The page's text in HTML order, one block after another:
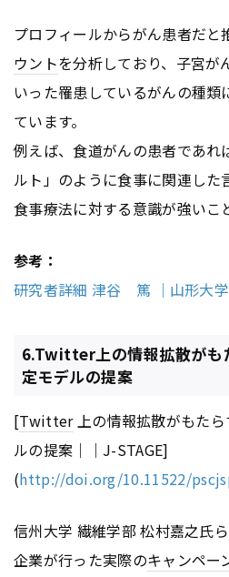
プロフィールからがん患者だと
ウントを分析しており、子宮が
いった罹患しているがんの種類
ています。
例えば、食道がんの患者であれ
ルト」のように食事に関連した
食事療法に対する意識が強いこ
参考：
研究者詳細 津谷 篤 ｜山形大学
6.Twitter上の情報拡散がも
定モデルの提案
[Twitter上の情報拡散がもた
ルの提案｜｜J-STAGE]
(http://doi.org/10.11522/
信州大学 繊維学部 松村嘉之氏
企業が行った実際のキャンペー